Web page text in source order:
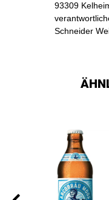
93309
Schneider